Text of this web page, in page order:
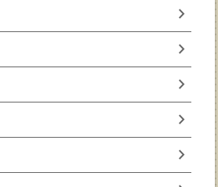
chevron_right
chevron_right
chevron_right
chevron_right
chevron_right